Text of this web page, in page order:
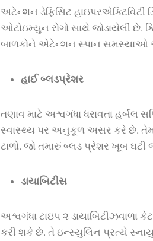
અટેન્શન ડેફિસિટ
ઓટોઇમ્યુન રોગો સાથે જોડાયેલી
બાળકોને એટેન્શન સ્પાન
હાઈ બ્લડપ્રેશર
તણાવ માટે અશ્વગંધા ધરાવતા
સ્વાસ્થ્ય પર અનુકૂળ અસર કરે છે.
ટાળો. જો તમારું બ્લડ પ્રેશર ખૂબ ઘટી
ડાયાબિટીસ
અશ્વગંધા ટાઇપ ૨ ડાયાબિટીઝવાળા
કરી શકે છે. તે ઇન્સ્યુલિન પ્રત્યે